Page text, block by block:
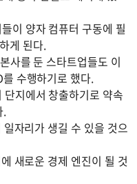
이 양자 컴퓨터 구동에 필
게 된다.
사를 둔 스타트업들도 이
수행하기로 했다.
지에서 창출하기로 약속
.
자리가 생길 수 있을 것으
새로운 경제 엔진이 될 것